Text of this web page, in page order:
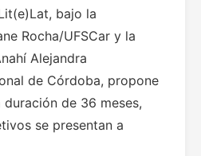
bajo la
Rocha/UFSCar y la
Alejandra
de Córdoba, propone
de 36 meses,
se presentan a